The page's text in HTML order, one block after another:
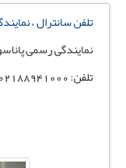
تلفن سانترال ،
نمایندگی رسمی
تلفن: 02188941000